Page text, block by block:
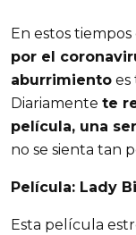
En estos tiempos
por el
aburrimiento es
Diariamente te
película, una
no se sienta tan
Película: Lady
Esta película